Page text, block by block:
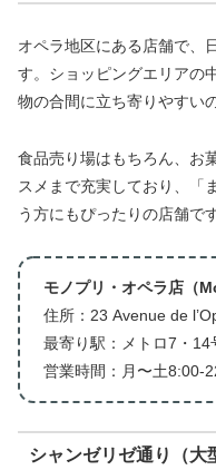
オペラ地区にある店舗で、
す。ショッピングエリアの
物の合間に立ち寄りやすい
食品売り場はもちろん、お
スメまで充実しており、「
う方にもぴったりの店舗です
モノプリ・オペラ店（
住所：23 Avenue de
最寄り駅：メトロ7・14
営業時間：月〜土8:00-
シャンゼリゼ通り（大